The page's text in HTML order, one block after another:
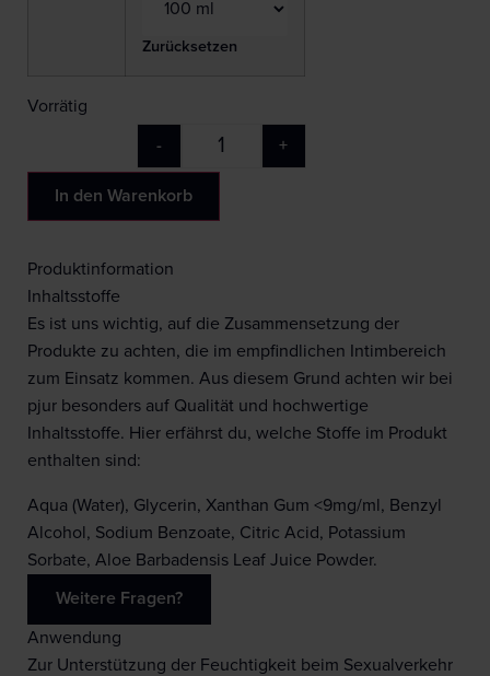
Zurücksetzen
Vorrätig
- +
In den Warenkorb
Produktinformation
Inhaltsstoffe
Es ist uns wichtig, auf die Zusammensetzung der
Produkte zu achten, die im empfindlichen Intimbereich
zum Einsatz kommen. Aus diesem Grund achten wir bei
pjur besonders auf Qualität und hochwertige
Inhaltsstoffe. Hier erfährst du, welche Stoffe im Produkt
enthalten sind:
Aqua (Water), Glycerin, Xanthan Gum <9mg/ml, Benzyl
Alcohol, Sodium Benzoate, Citric Acid, Potassium
Sorbate, Aloe Barbadensis Leaf Juice Powder.
Weitere Fragen?
Anwendung
Zur Unterstützung der Feuchtigkeit beim Sexualverkehr